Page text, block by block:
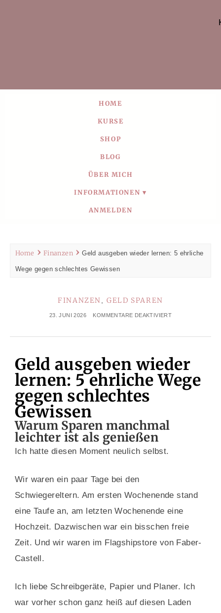
HOME
KURSE
SHOP
BLOG
ÜBER MICH
INFORMATIONEN
ANMELDEN
Home Finanzen Geld ausgeben wieder lernen: 5 ehrliche
Wege gegen schlechtes Gewissen
FINANZEN ,GELD SPAREN
23. JUNI 2026 KOMMENTARE DEAKTIVIERT
Geld ausgeben wieder
lernen: 5 ehrliche Wege
gegen schlechtes
Gewissen
Warum Sparen manchmal
leichter ist als genießen
Ich hatte diesen Moment neulich selbst.
Wir waren ein paar Tage bei den
Schwiegereltern. Am ersten Wochenende stand
eine Taufe an, am letzten Wochenende eine
Hochzeit. Dazwischen war ein bisschen freie
Zeit. Und wir waren im Flagshipstore von Faber-
Castell.
Ich liebe Schreibgeräte, Papier und Planer. Ich
war vorher schon ganz heiß auf diesen Laden